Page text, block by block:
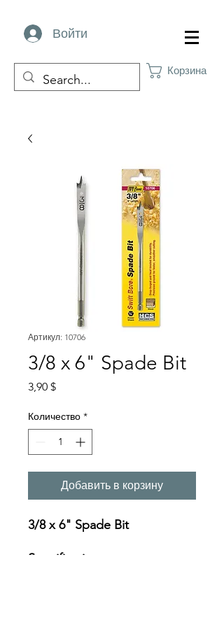
Войти
Корзина
Артикул: 10706
3/8 x 6" Spade Bit
3,90 $Цена
Количество *
Добавить в корзину
3/8 x 6" Spade Bit
Specifications: